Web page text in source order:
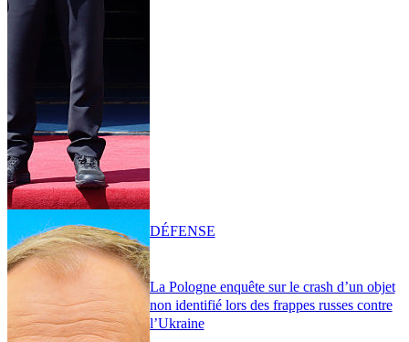
La Pologne enquête sur le crash d’un objet
non identifié lors des frappes russes contre
l’Ukraine
DÉFENSE